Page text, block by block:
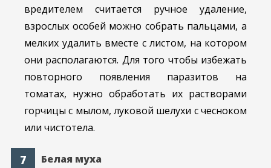
вредителем считается ручное удаление,
взрослых особей можно собрать пальцами, а
мелких удалить вместе с листом, на котором
они располагаются. Для того чтобы избежать
повторного появления паразитов на
томатах, нужно обработать их растворами
горчицы с мылом, луковой шелухи с чесноком
или чистотела.
Белая муха